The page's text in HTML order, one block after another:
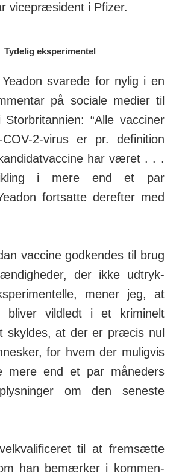
vice­­præ­si­dent i Pfizer.
Tydelig eksperimentel
svarede for nylig i en
på sociale medier til
“Alle vacciner
COV-2-virus er pr. defi­nition
har været . . .
i mere end et par
fortsatte derefter med
vaccine god­kendes til brug
der ikke ud­tryk­
mener jeg, at
bliver vildledt i et krimi­nelt
skyldes, at der er præcis nul
for hvem der muligvis
mere end et par måneders
om den seneste
til at frem­sætte
han bemærker i kom­men­